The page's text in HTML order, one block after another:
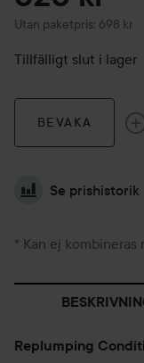
Utan paketpris: 698 kr
Tillfälligt slut i lager
BEVAKA
Se prishistorik
* Kan ej
Replumping